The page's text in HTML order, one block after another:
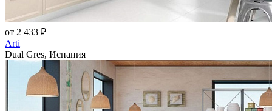
от 2 433 ₽
Arti
Dual Gres, Испания